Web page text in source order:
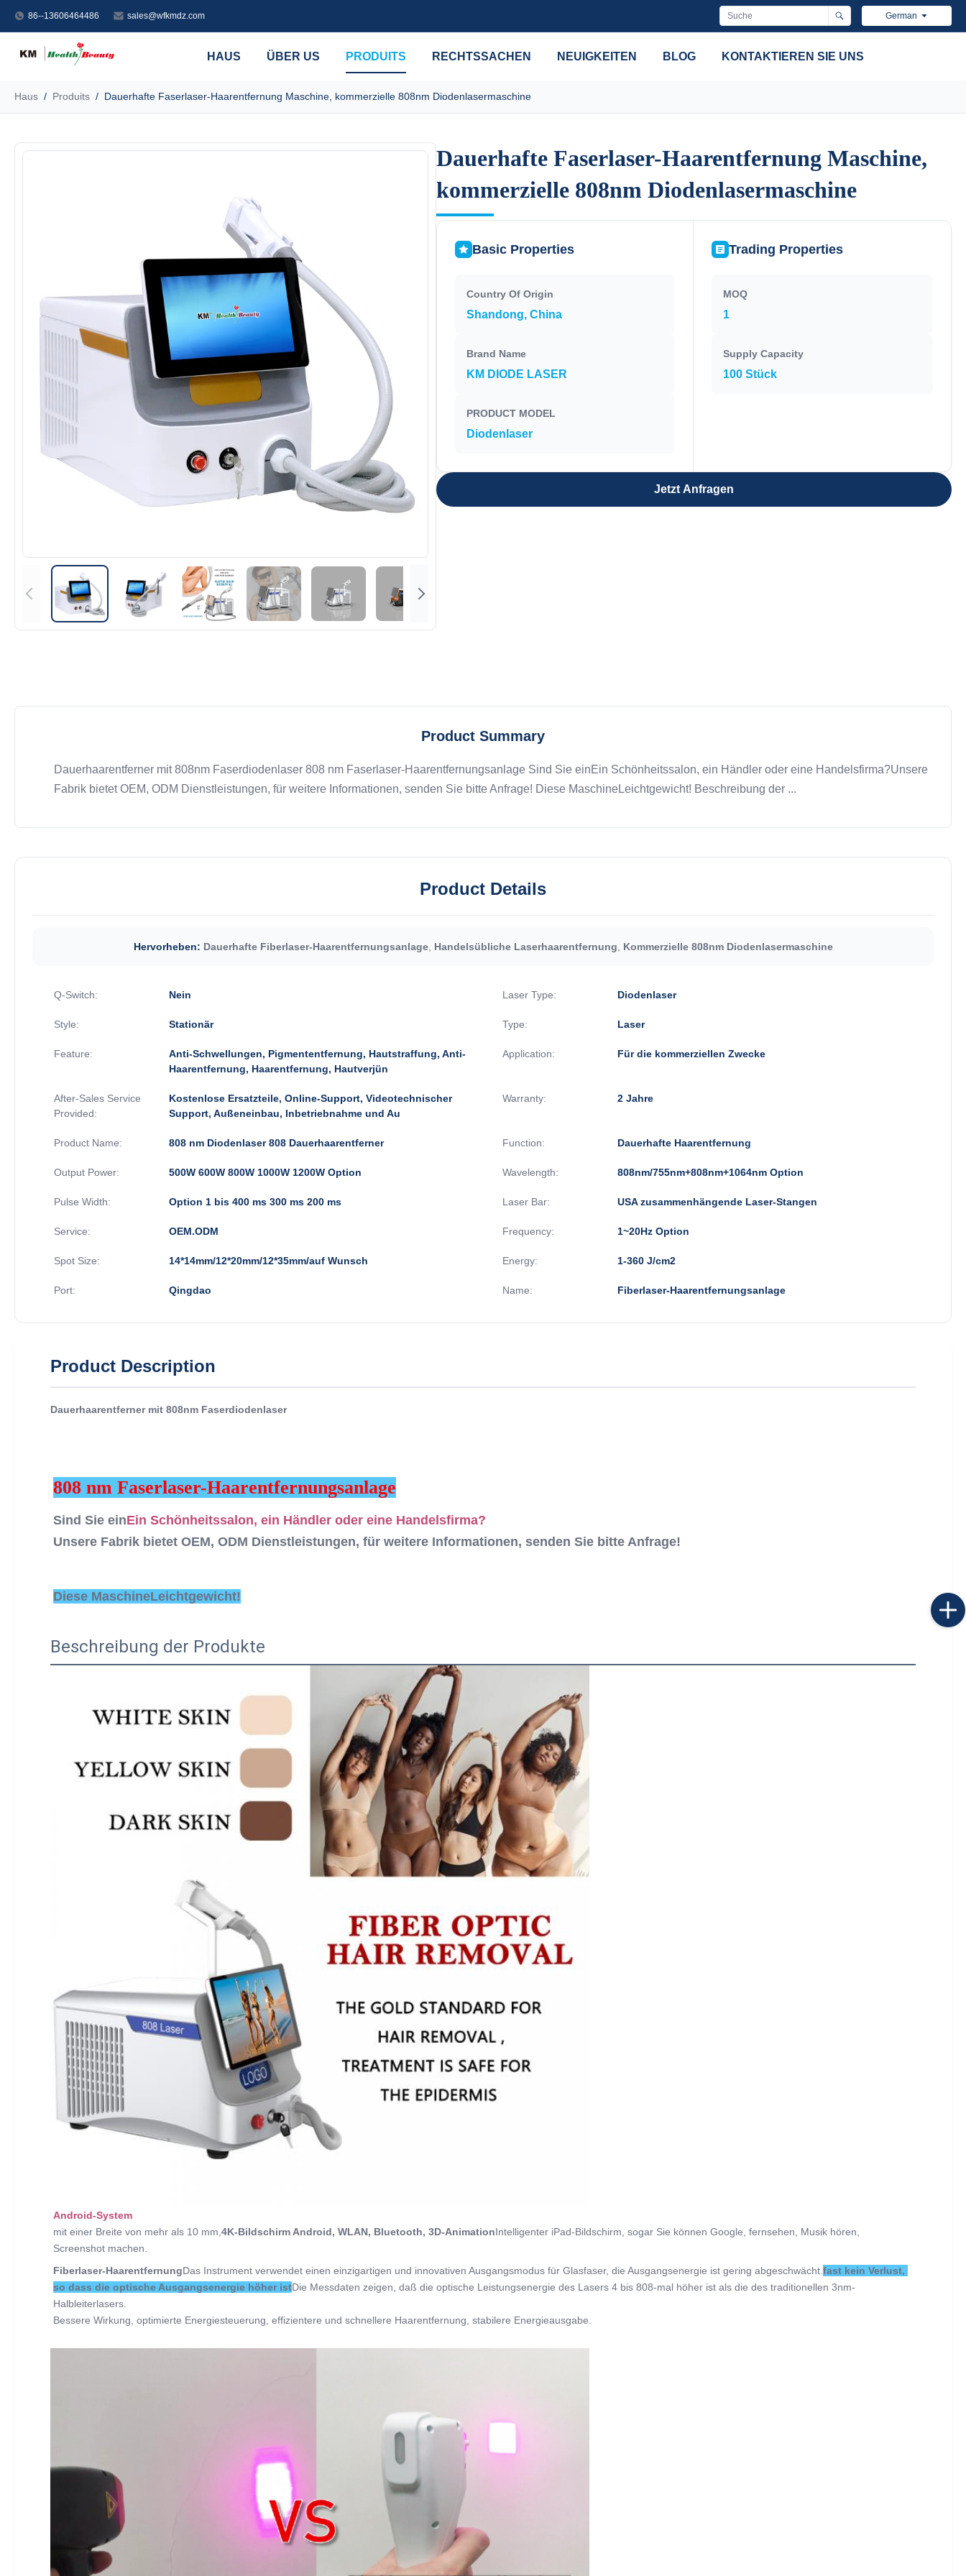
86--13606464486 sales@wfkmdz.com German
HAUS ÜBER US PRODUITS RECHTSSACHEN NEUIGKEITEN BLOG KONTAKTIEREN SIE UNS
Haus / Produits / Dauerhafte Faserlaser-Haarentfernung Maschine, kommerzielle 808nm Diodenlasermaschine
Dauerhafte Faserlaser-Haarentfernung Maschine,
kommerzielle 808nm Diodenlasermaschine
Dauerhafte Faserlaser-Haarentfernung Maschine,
kommerzielle 808nm Diodenlasermaschine
Basic Properties
Country Of Origin
Shandong, China
Brand Name
KM DIODE LASER
PRODUCT MODEL
Diodenlaser
Trading Properties
MOQ
1
Supply Capacity
100 Stück
Jetzt Anfragen
Product Summary
Dauerhaarentferner mit 808nm Faserdiodenlaser 808 nm Faserlaser-Haarentfernungsanlage Sind Sie einEin Schönheitssalon, ein Händler oder eine Handelsfirma?Unsere
Fabrik bietet OEM, ODM Dienstleistungen, für weitere Informationen, senden Sie bitte Anfrage! Diese MaschineLeichtgewicht! Beschreibung der ...
Product Details
Hervorheben: Dauerhafte Fiberlaser-Haarentfernungsanlage, Handelsübliche Laserhaarentfernung Kommerzielle 808nm Diodenlasermaschine
Q-Switch: Nein Laser Type: Diodenlaser
Style: Stationär Type: Laser
Feature:
Anti-Schwellungen, Pigmententfernung, Hautstraffung, Anti-
Haarentfernung, Haarentfernung, Hautverjün
Application: Für die kommerziellen Zwecke
After-Sales Service
Provided:
Kostenlose Ersatzteile, Online-Support, Videotechnischer
Support, Außeneinbau, Inbetriebnahme und Au
Warranty: 2 Jahre
Product Name: 808 nm Diodenlaser 808 Dauerhaarentferner Function: Dauerhafte Haarentfernung
Output Power: 500W 600W 800W 1000W 1200W Option Wavelength: 808nm/755nm+808nm+1064nm Option
Pulse Width: Option 1 bis 400 ms 300 ms 200 ms Laser Bar: USA zusammenhängende Laser-Stangen
Service: OEM.ODM Frequency: 1~20Hz Option
Spot Size: 14*14mm/12*20mm/12*35mm/auf Wunsch Energy: 1-360 J/cm2
Port: Qingdao Name: Fiberlaser-Haarentfernungsanlage
Product Description
Dauerhaarentferner mit 808nm Faserdiodenlaser
808 nm Faserlaser-Haarentfernungsanlage
Sind Sie einEin Schönheitssalon, ein Händler oder eine Handelsfirma?
Unsere Fabrik bietet OEM, ODM Dienstleistungen, für weitere Informationen, senden Sie bitte Anfrage!
Diese MaschineLeichtgewicht!
Beschreibung der Produkte
Android-System
mit einer Breite von mehr als 10 mm, 4K-Bildschirm Android, WLAN, Bluetooth, 3D-AnimationIntelligenter iPad-Bildschirm, sogar Sie können Google, fernsehen, Musik hören,
Screenshot machen.
Fiberlaser-HaarentfernungDas Instrument verwendet einen einzigartigen und innovativen Ausgangsmodus für Glasfaser, die Ausgangsenergie ist gering abgeschwächt. fast kein Verlust,
so dass die optische Ausgangsenergie höher istDie Messdaten zeigen, daß die optische Leistungsenergie des Lasers 4 bis 808-mal höher ist als die des traditionellen 3nm-
Halbleiterlasers.
Bessere Wirkung, optimierte Energiesteuerung, effizientere und schnellere Haarentfernung, stabilere Energieausgabe.